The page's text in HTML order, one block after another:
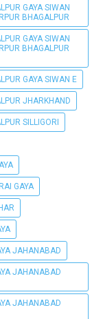
GAYA SIWAN
BHAGALPUR
GAYA SIWAN
BHAGALPUR
GAYA SIWAN E
JHARKHAND
SILLIGORI
GAYA
JAHANABAD
JAHANABAD
JAHANABAD